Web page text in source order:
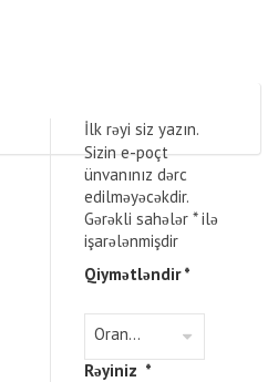
İlk rəyi siz yazın.
Sizin e-poçt
ünvanınız dərc
edilməyəcəkdir.
Gərəkli sahələr *ilə
işarələnmişdir
Qiymətləndir*
Rəyiniz *